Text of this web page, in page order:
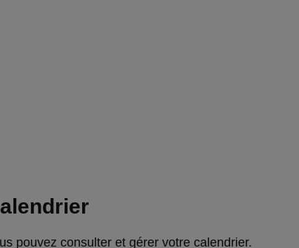
pouvez consulter et gérer votre calendrier.